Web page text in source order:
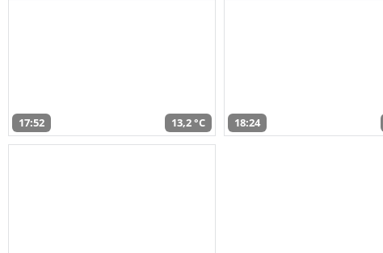
17:52 13,2 °C 18:24